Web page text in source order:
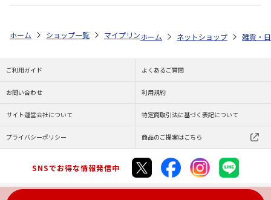
ホーム ショップ一覧 マイプリント カーステッカー【アラスカン
ホーム ネットショップ 雑貨・
ご利用ガイド よくあるご質問
お問い合わせ 利用規約
サイト運営会社について 特定商取引法に基づく表記について
プライバシーポリシー 商品のご提案はこちら
SNSでお得な情報発信中